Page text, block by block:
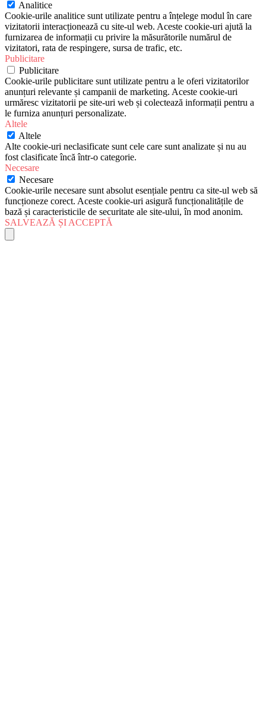
Analitice
Cookie-urile analitice sunt utilizate pentru a înțelege modul în care
vizitatorii interacționează cu site-ul web. Aceste cookie-uri ajută la
furnizarea de informații cu privire la măsurătorile numărul de
vizitatori, rata de respingere, sursa de trafic, etc.
Publicitare
Publicitare
Cookie-urile publicitare sunt utilizate pentru a le oferi vizitatorilor
anunțuri relevante și campanii de marketing. Aceste cookie-uri
urmăresc vizitatorii pe site-uri web și colectează informații pentru a
le furniza anunțuri personalizate.
Altele
Altele
Alte cookie-uri neclasificate sunt cele care sunt analizate și nu au
fost clasificate încă într-o categorie.
Necesare
Necesare
Cookie-urile necesare sunt absolut esențiale pentru ca site-ul web să
funcționeze corect. Aceste cookie-uri asigură funcționalitățile de
bază și caracteristicile de securitate ale site-ului, în mod anonim.
SALVEAZĂ ȘI ACCEPTĂ